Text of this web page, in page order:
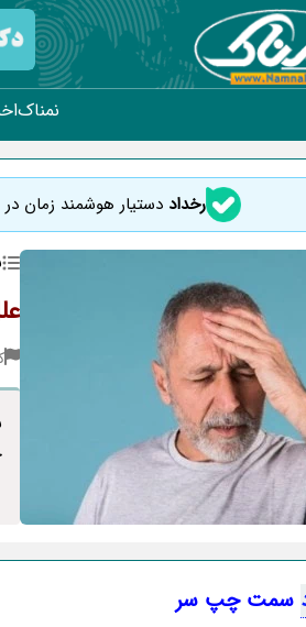
نمناک
رخداد دستیار هوشمند زمان در
سمت چپ سر